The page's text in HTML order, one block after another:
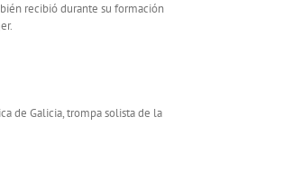
recibió durante su formación
de Galicia, trompa solista de la